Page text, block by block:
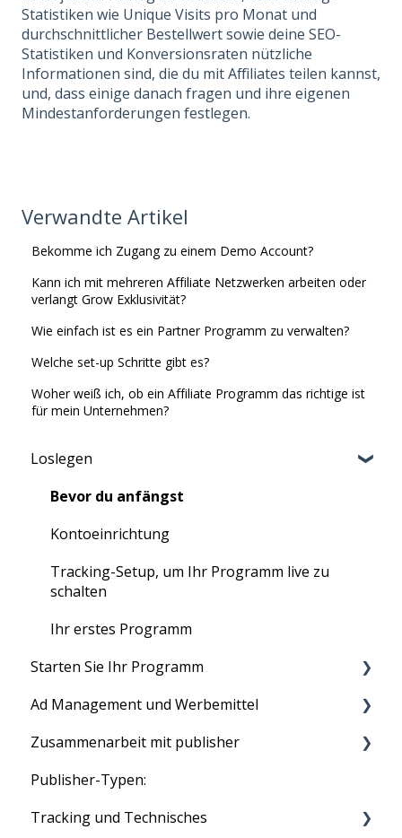
Statistiken wie Unique Visits pro Monat und
durchschnittlicher Bestellwert sowie deine SEO-
Statistiken und Konversionsraten nützliche
Informationen sind, die du mit Affiliates teilen kannst,
und, dass einige danach fragen und ihre eigenen
Mindestanforderungen festlegen.
Verwandte Artikel
Bekomme ich Zugang zu einem Demo Account?
Kann ich mit mehreren Affiliate Netzwerken arbeiten oder
verlangt Grow Exklusivität?
Wie einfach ist es ein Partner Programm zu verwalten?
Welche set-up Schritte gibt es?
Woher weiß ich, ob ein Affiliate Programm das richtige ist
für mein Unternehmen?
Loslegen
Bevor du anfängst
Kontoeinrichtung
Tracking-Setup, um Ihr Programm live zu
schalten
Ihr erstes Programm
Starten Sie Ihr Programm
Ihr Programm ausführen
Ad Management und Werbemittel
Produkt Feeds
Text Links
Image Ads
Zusammenarbeit mit publisher
Tradedoublers Netzwerk
Affiliate Rekrutierung
Publisher-Typen:
Tracking und Technisches